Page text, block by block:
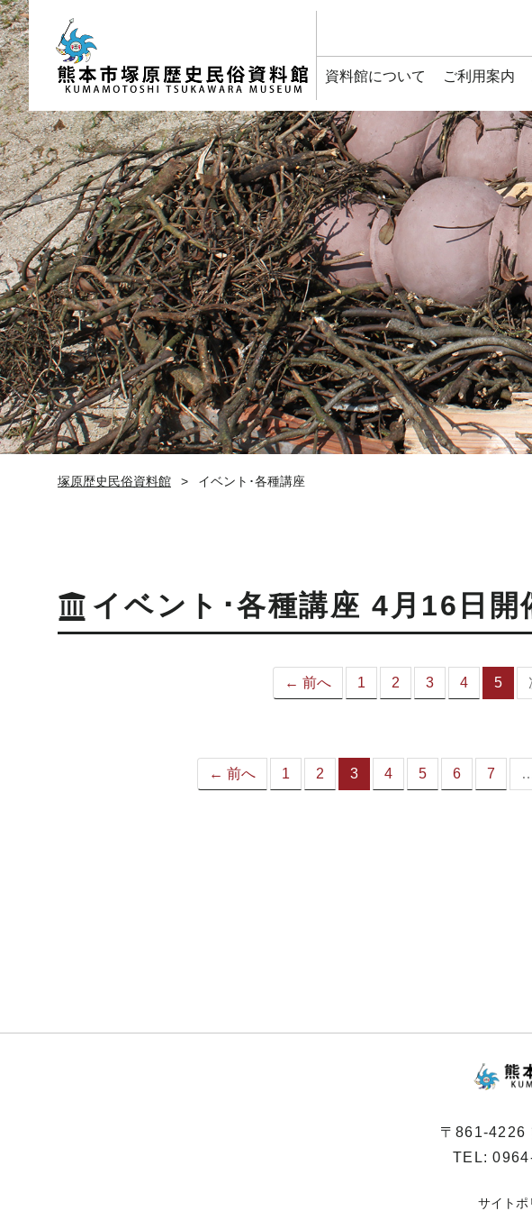
資料館について ご利用案内
塚原歴史民俗資料館 イベント･各種講座
イベント･各種講座 4月16日開
← 前へ 1 2 3 4 5
← 前へ 1 2 3
（こ
4 5 6 7
〒861-4226
TEL:
サイトポ